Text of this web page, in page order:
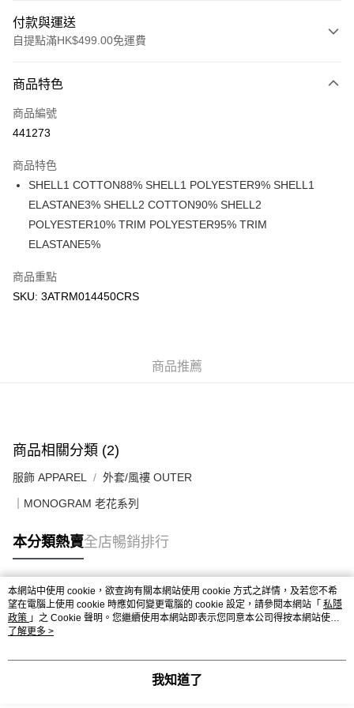
付款與運送
自提點滿HK$499.00免運費
信用卡
Apple Pay
AlipayHK
WeChat Pay
送貨方式
付款後順豐站及營業點
每筆HK$50.00，滿HK$499.00或以上免運費
商品特色
商品編號
441273
商品特色
SHELL1 COTTON88% SHELL1 POLYESTER9% SHELL1
ELASTANE3% SHELL2 COTTON90% SHELL2
POLYESTER10% TRIM POLYESTER95% TRIM
ELASTANE5%
商品重點
SKU: 3ATRM014450CRS
商品推薦
商品相關分類 (2)
服飾 APPAREL 外套/風褸 OUTER
｜MONOGRAM 老花系列
本分類熱賣全店暢銷排行
熱門標籤
熱銷排行
本網站中使用 cookie，欲查詢有關本網站使用 cookie 方式之詳情，及若您不希
望在電腦上使用 cookie 時應如何變更電腦的 cookie 設定，請參閱本網站「 私隱
政策 」之 Cookie 聲明。您繼續使用本網站即表示您同意本公司得按本網站使用
條款之 Cookie 聲明使用 cookie。
了解更多 >
我知道了